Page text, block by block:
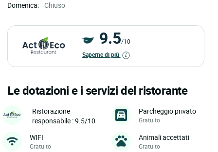
Domenica: Chiuso
9.5/10
Saperne di più
Le dotazioni e i servizi del ristorante
Ristorazione
responsabile : 9.5/10
Parcheggio privato
Gratuito
WIFI
Gratuito
Animali accettati
Gratuito